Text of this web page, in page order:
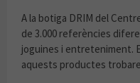
A la botiga DRIM del
de 3.000 referències
joguines i entreteniment.
aquests productes